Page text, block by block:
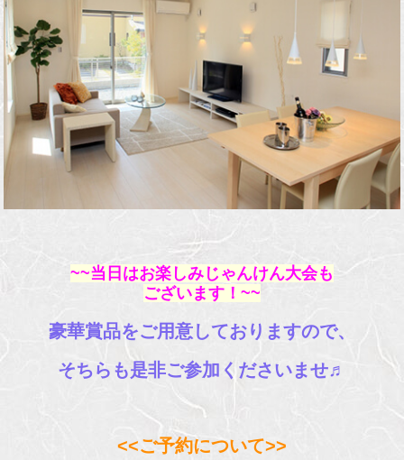
~~当日はお楽しみじゃんけん大会も
ございます！~~
豪華賞品をご用意しておりますので、
そちらも是非ご参加くださいませ♬
<<ご予約について>>